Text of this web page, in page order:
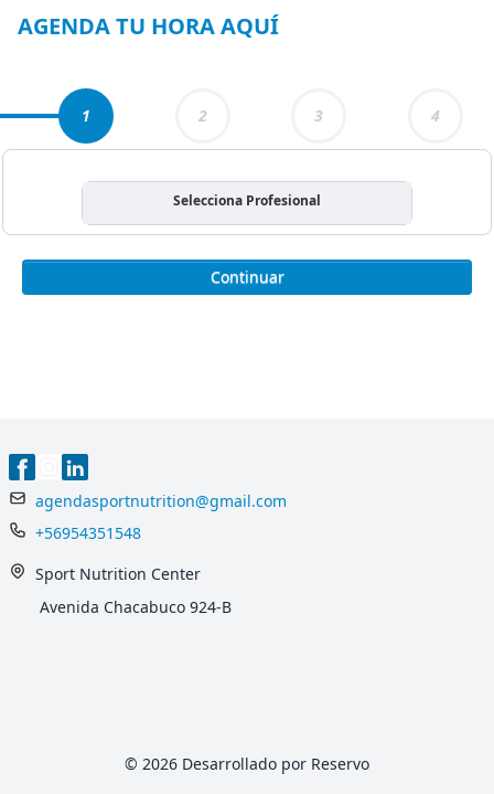
AGENDA TU HORA AQUÍ
1 2 3 4
Selecciona Profesional
Continuar
agendasportnutrition@gmail.com
+56954351548
Sport Nutrition Center
Avenida Chacabuco 924-B
© 2026 Desarrollado por Reservo